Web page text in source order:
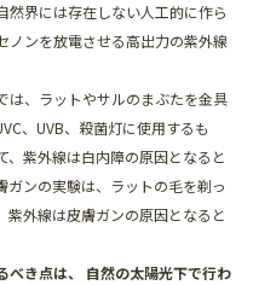
然界には存在しない人工的に作ら
ノンを放電させる高出力の紫外線
は、ラットやサルのまぶたを金具
、UVB、殺菌灯に使用するも
、紫外線は白内障の原因となると
ンの実験は、ラットの毛を剃っ
紫外線は皮膚ガンの原因となると
べき点は、 自然の太陽光下で行わ